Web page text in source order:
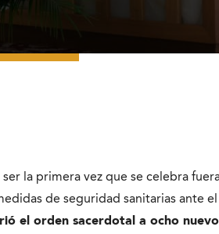
la primera vez que se celebra
de seguridad sanitarias ante
el orden sacerdotal a ocho